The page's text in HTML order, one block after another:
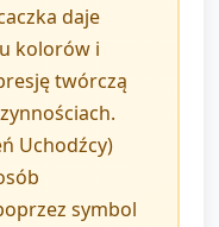
daje
kolorów i
twórczą
Uchodźcy)
symbol